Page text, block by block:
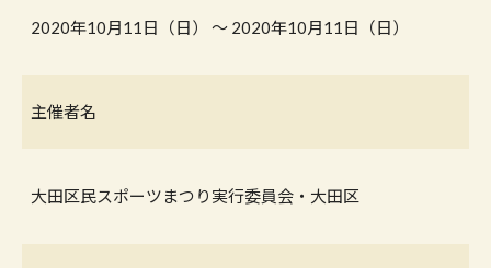
2020年10月11日（日） 〜 2020年10月11日（日）
主催者名
大田区民スポーツまつり実行委員会・大田区